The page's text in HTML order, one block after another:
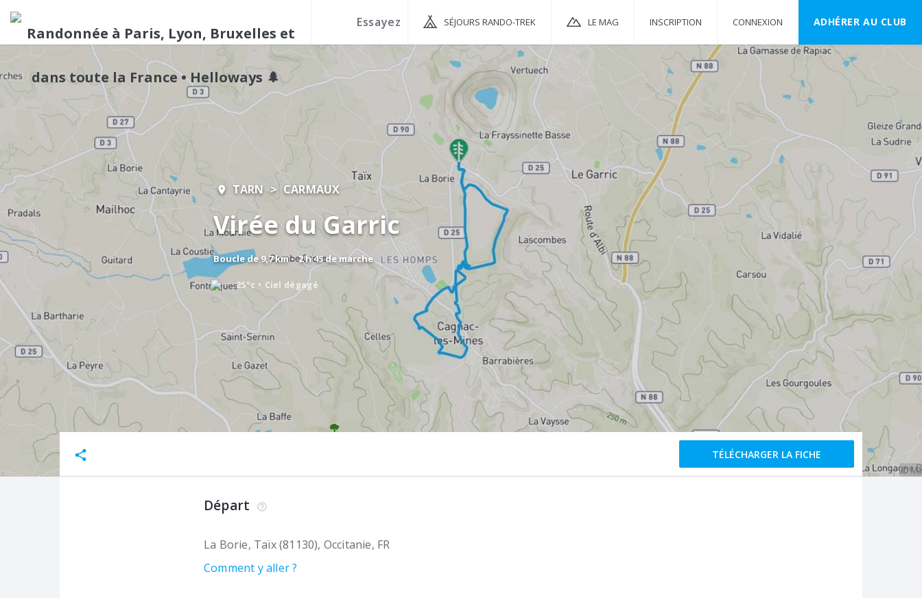
SÉJOURS RANDO-TREK LE MAG INSCRIPTION CONNEXION ADHÉRER AU CLUB
TARN CARMAUX
Virée du Garric
Boucle de 9,7 km - 2 h 45 de marche
25°c Ciel dégagé
TÉLÉCHARGER LA FICHE
Départ
La Borie Taïx (81130) Occitanie FR
Comment y aller ?